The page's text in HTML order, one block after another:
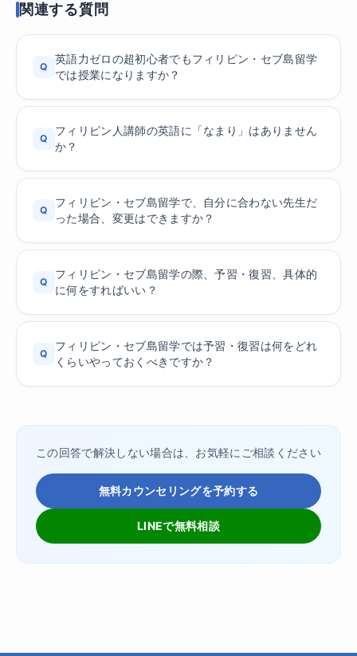
関連する質問
Q
英語力ゼロの超初心者でもフィリピン・セブ島留学
では授業になりますか？
Q
フィリピン人講師の英語に「なまり」はありません
か？
Q
フィリピン・セブ島留学で、自分に合わない先生だ
った場合、変更はできますか？
Q
フィリピン・セブ島留学の際、予習・復習、具体的
に何をすればいい？
Q
フィリピン・セブ島留学では予習・復習は何をどれ
くらいやっておくべきですか？
この回答で解決しない場合は、お気軽にご相談ください
無料カウンセリングを予約する
LINEで無料相談